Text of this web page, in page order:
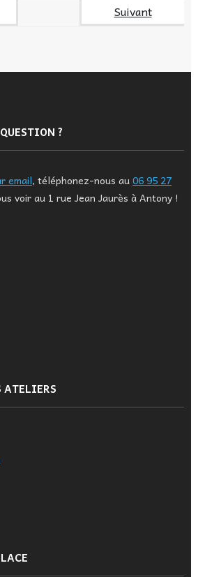
Suivant
?
email, téléphonez-nous au06 95 27
voir au 1 rue Jean Jaurès à Antony !
ATELIERS